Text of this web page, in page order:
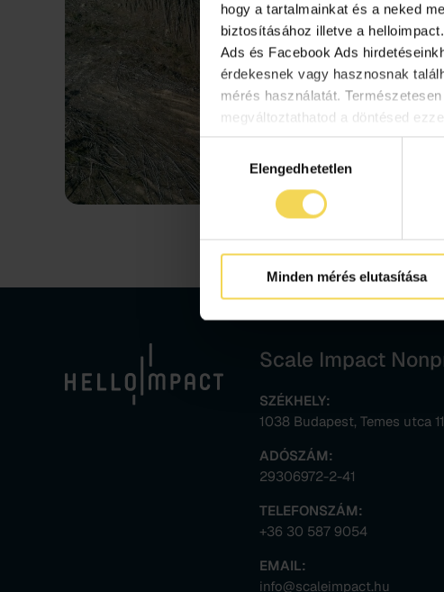
hogy a tartalmainkat és a neked
biztosításához illetve a
Ads és Facebook Ads
érdekesnek vagy hasznosnak
mérés használatát.
megváltoztathatod a döntésed
kiválasztásaElengedhetetlen
Minden mérés elutasítása
Scale Impact
SZÉKHELY:
1038 Budapest, Temes utca
ADÓSZÁM:
29306972-2-41
TELEFONSZÁM:
+36 30 587 9054
EMAIL:
info@scaleimpact.hu